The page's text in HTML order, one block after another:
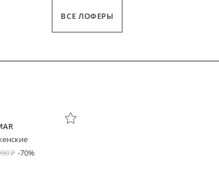
ВСЕ ЛОФЕРЫ
-70%